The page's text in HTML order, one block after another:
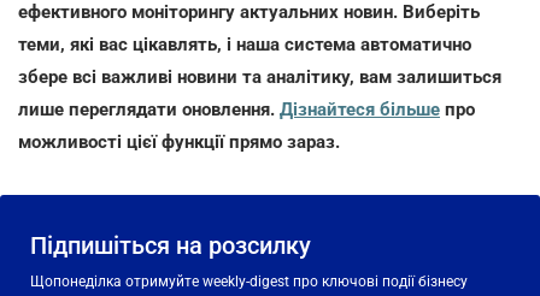
ефективного моніторингу актуальних новин. Виберіть
теми, які вас цікавлять, і наша система автоматично
збере всі важливі новини та аналітику, вам залишиться
лише переглядати оновлення. Дізнайтеся більше про
можливості цієї функції прямо зараз.
Підпишіться на розсилку
Щопонеділка отримуйте weekly-digest про ключові події бізнесу